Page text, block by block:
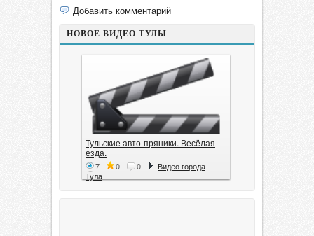
Добавить комментарий
НОВОЕ ВИДЕО ТУЛЫ
Тульские авто-пряники. Весёлая
езда.
7 0 0
Видео города
Тула